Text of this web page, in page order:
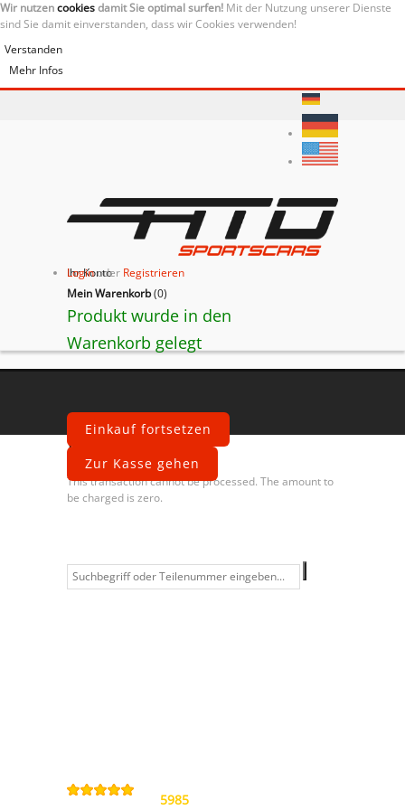
Wir nutzencookiesdamit Sie optimal surfen! Mit der Nutzung unserer Dienste
sind Sie damit einverstanden, dass wir Cookies verwenden!
Verstanden
Mehr Infos
Ihr Konto
Loginoder Registrieren
Mein Warenkorb(0)
Produkt wurde in den
Warenkorb gelegt
Einkauf fortsetzen
Zur Kasse gehen
Fehler
This transaction cannot be processed. The amount to
be charged is zero.
Kontakt
Allgemeine
/5
5985